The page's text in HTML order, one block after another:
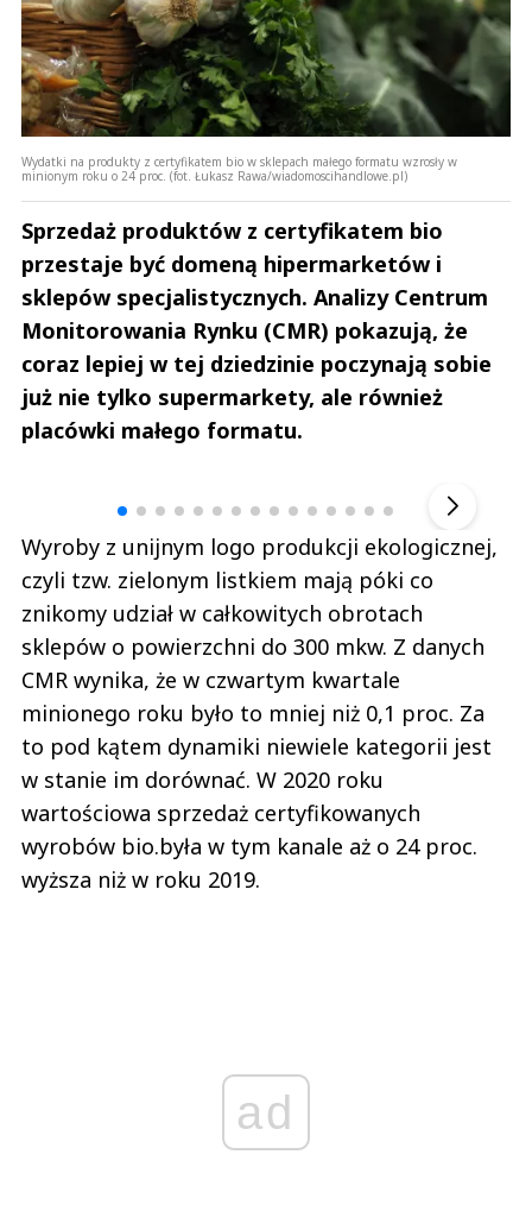
Wydatki na produkty z certyfikatem bio w sklepach małego formatu wzrosły w
minionym roku o 24 proc. (fot. Łukasz Rawa/wiadomoscihandlowe.pl)
Sprzedaż produktów z certyfikatem bio
przestaje być domeną hipermarketów i
sklepów specjalistycznych. Analizy Centrum
Monitorowania Rynku (CMR) pokazują, że
coraz lepiej w tej dziedzinie poczynają sobie
już nie tylko supermarkety, ale również
placówki małego formatu.
Wyroby z unijnym logo produkcji ekologicznej,
czyli tzw. zielonym listkiem mają póki co
znikomy udział w całkowitych obrotach
sklepów o powierzchni do 300 mkw. Z danych
CMR wynika, że w czwartym kwartale
minionego roku było to mniej niż 0,1 proc. Za
to pod kątem dynamiki niewiele kategorii jest
w stanie im dorównać. W 2020 roku
wartościowa sprzedaż certyfikowanych
wyrobów bio.była w tym kanale aż o 24 proc.
wyższa niż w roku 2019.
ad